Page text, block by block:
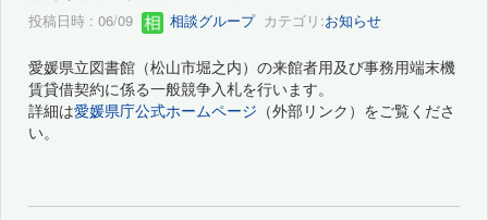
投稿日時 : 06/09 相談グループカテゴリ:お知らせ
愛媛県立図書館（松山市堀之内）の来館者用及び事務用端末機
賃貸借契約に係る一般競争入札を行います。
詳細は愛媛県庁公式ホームページ （外部リンク）をご覧くださ
い。